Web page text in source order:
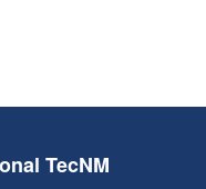
TecNM